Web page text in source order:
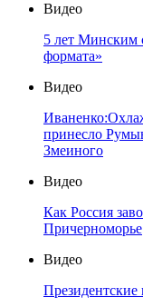
Видео
5 лет Минским
формата»
Видео
принесло
Змеиного
Видео
Как Россия
Причерноморье
Видео